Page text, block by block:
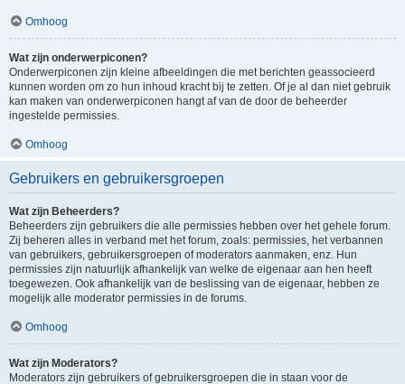
Omhoog
Wat zijn onderwerpiconen?
Onderwerpiconen zijn kleine afbeeldingen die met berichten geassocieerd
kunnen worden om zo hun inhoud kracht bij te zetten. Of je al dan niet gebruik
kan maken van onderwerpiconen hangt af van de door de beheerder
ingestelde permissies.
Omhoog
Gebruikers en gebruikersgroepen
Wat zijn Beheerders?
Beheerders zijn gebruikers die alle permissies hebben over het gehele forum.
Zij beheren alles in verband met het forum, zoals: permissies, het verbannen
van gebruikers, gebruikersgroepen of moderators aanmaken, enz. Hun
permissies zijn natuurlijk afhankelijk van welke de eigenaar aan hen heeft
toegewezen. Ook afhankelijk van de beslissing van de eigenaar, hebben ze
mogelijk alle moderator permissies in de forums.
Omhoog
Wat zijn Moderators?
Moderators zijn gebruikers of gebruikersgroepen die in staan voor de